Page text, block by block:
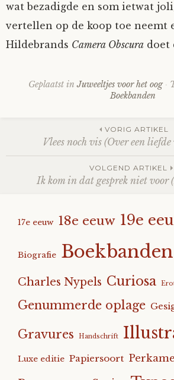
wat bezadigde en som ietwat
vertellen op de koop toe neemt
Hildebrands Camera Obscura doet
Geplaatst inJuweeltjes voor het oog
Boekbanden
VORIG ARTIKEL
Vlees noch vis (Over een
VOLGEND ARTIKEL
Ik kom in dat gesprek niet voor
17e eeuw 18e eeuw 19e
Biografie Boekbanden
Charles Nypels Curiosa
Genummerde oplage
Gravures Handschrift
Luxe editie Papiersoort